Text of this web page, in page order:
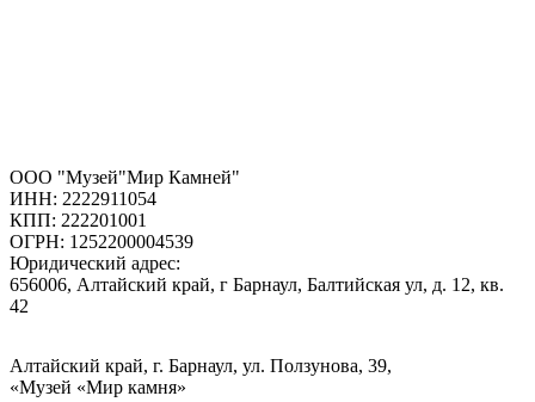
ООО "Музей"Мир Камней"
ИНН: 2222911054
КПП: 222201001
ОГРН: 1252200004539
Юридический адрес:
656006, Алтайский край, г Барнаул, Балтийская ул, д. 12, кв.
42
Алтайский край, г. Барнаул, ул. Ползунова, 39,
«Музей «Мир камня»